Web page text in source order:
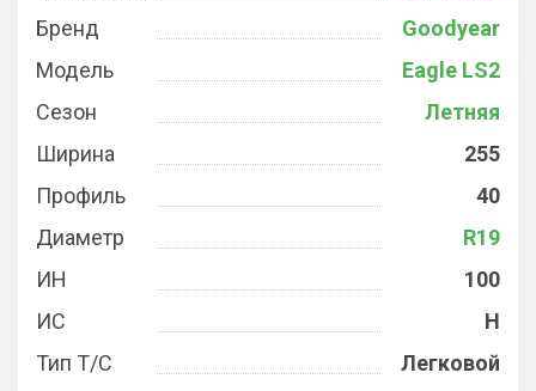
Бренд
Goodyear
Модель
Eagle LS2
Сезон
Летняя
Ширина
255
Профиль
40
Диаметр
R19
ИН
100
ИС
H
Тип Т/С
Легковой